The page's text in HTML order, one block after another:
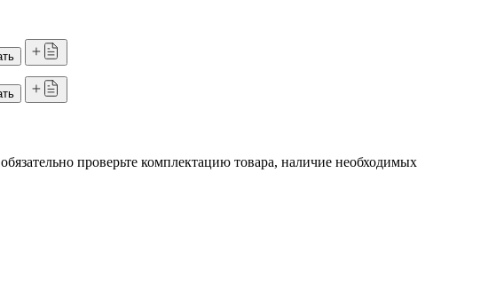
проверьте комплектацию товара, наличие необходимых